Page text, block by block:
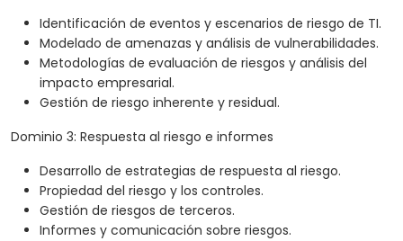
Identificación de eventos y escenarios de riesgo de TI.
Modelado de amenazas y análisis de vulnerabilidades.
Metodologías de evaluación de riesgos y análisis del
impacto empresarial.
Gestión de riesgo inherente y residual.
Dominio 3: Respuesta al riesgo e informes
Desarrollo de estrategias de respuesta al riesgo.
Propiedad del riesgo y los controles.
Gestión de riesgos de terceros.
Informes y comunicación sobre riesgos.